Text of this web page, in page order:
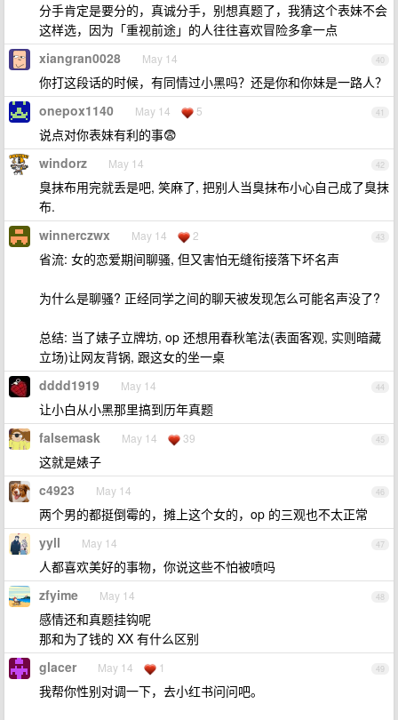
分手肯定是要分的，真诚分手，别想真题了，我猜这个表妹不会
这样选，因为「重视前途」的人往往喜欢冒险多拿一点
40
xiangran0028 May 14
你打这段话的时候，有同情过小黑吗？还是你和你妹是一路人？
41
onepox1140 May 14 5
说点对你表妹有利的事😨
42
windorz May 14
臭抹布用完就丢是吧, 笑麻了, 把别人当臭抹布小心自己成了臭抹
布.
43
winnerczwx May 14 2
省流: 女的恋爱期间聊骚, 但又害怕无缝衔接落下坏名声
为什么是聊骚? 正经同学之间的聊天被发现怎么可能名声没了?
总结: 当了婊子立牌坊, op 还想用春秋笔法(表面客观, 实则暗藏
立场)让网友背锅, 跟这女的坐一桌
44
dddd1919 May 14
让小白从小黑那里搞到历年真题
45
falsemask May 14 39
这就是婊子
46
c4923 May 14
两个男的都挺倒霉的，摊上这个女的，op 的三观也不太正常
47
yyll May 14
人都喜欢美好的事物，你说这些不怕被喷吗
48
zfyime May 14
感情还和真题挂钩呢
那和为了钱的 XX 有什么区别
49
glacer May 14 1
我帮你性别对调一下，去小红书问问吧。